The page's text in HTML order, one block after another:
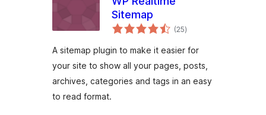
Sitemap
(25ukupna
ocijena
)
A sitemap plugin to make it easier for
your site to show all your pages, posts,
archives, categories and tags in an easy
to read format.